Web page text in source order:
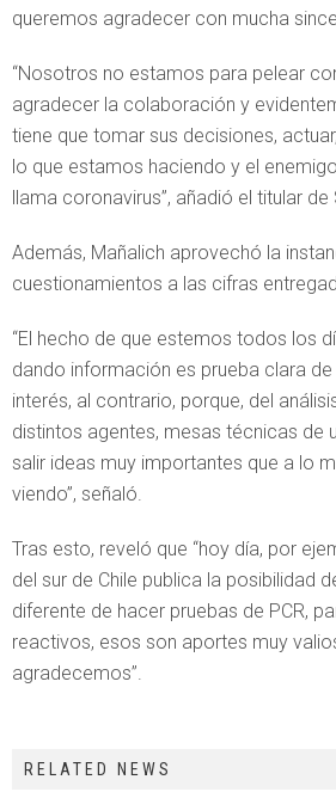
queremos agradecer con mucha
“Nosotros no estamos para pelear
agradecer la colaboración y
tiene que tomar sus decisiones,
lo que estamos haciendo y el
llama coronavirus”, añadió el titular de
Además, Mañalich aprovechó la
cuestionamientos a las cifras
“El hecho de que estemos todos los
dando información es prueba clara de
interés, al contrario, porque, del
distintos agentes, mesas técnicas de
salir ideas muy importantes que a lo
viendo”, señaló.
Tras esto, reveló que “hoy día, por
del sur de Chile publica la posibilidad
diferente de hacer pruebas de PCR,
reactivos, esos son aportes muy
agradecemos”.
RELATED NEWS